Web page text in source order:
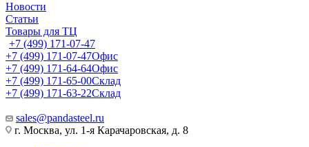
Новости
Статьи
Товары для ТЦ
+7 (499) 171-07-47
+7 (499) 171-07-47Офис
+7 (499) 171-64-64Офис
+7 (499) 171-65-00Склад
+7 (499) 171-63-22Склад
sales@pandasteel.ru
г. Москва, ул. 1-я Карачаровская, д. 8